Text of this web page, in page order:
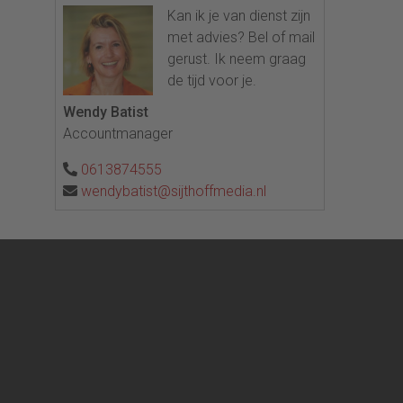
Kan ik je van dienst zijn
met advies? Bel of mail
gerust. Ik neem graag
de tijd voor je.
Wendy Batist
Accountmanager
0613874555
wendybatist@sijthoffmedia.nl